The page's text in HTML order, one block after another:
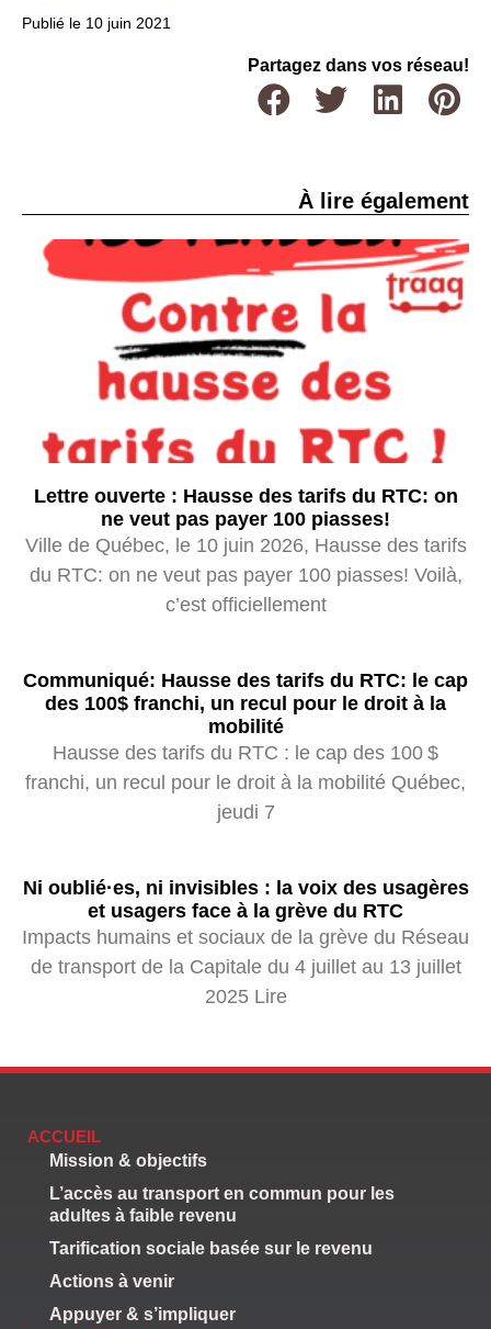
Publié le 10 juin 2021
Partagez dans vos réseau!
À lire également
Lettre ouverte : Hausse des tarifs du RTC: on
ne veut pas payer 100 piasses!
Ville de Québec, le 10 juin 2026, Hausse des tarifs
du RTC: on ne veut pas payer 100 piasses! Voilà,
c’est officiellement
Communiqué: Hausse des tarifs du RTC: le cap
des 100$ franchi, un recul pour le droit à la
mobilité
Hausse des tarifs du RTC : le cap des 100 $
franchi, un recul pour le droit à la mobilité Québec,
jeudi 7
Ni oublié·es, ni invisibles : la voix des usagères
et usagers face à la grève du RTC
Impacts humains et sociaux de la grève du Réseau
de transport de la Capitale du 4 juillet au 13 juillet
2025 Lire
ACCUEIL
Mission & objectifs
L’accès au transport en commun pour les
adultes à faible revenu
Tarification sociale basée sur le revenu
Actions à venir
Appuyer & s’impliquer